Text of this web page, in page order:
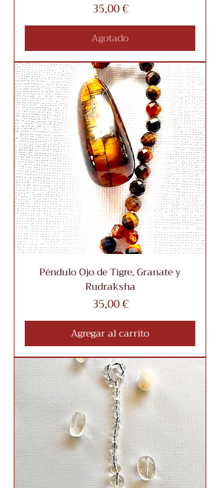
Precio
35,00 €
Agotado
Péndulo Ojo de Tigre, Granate y
Rudraksha
Precio
35,00 €
Agregar al carrito